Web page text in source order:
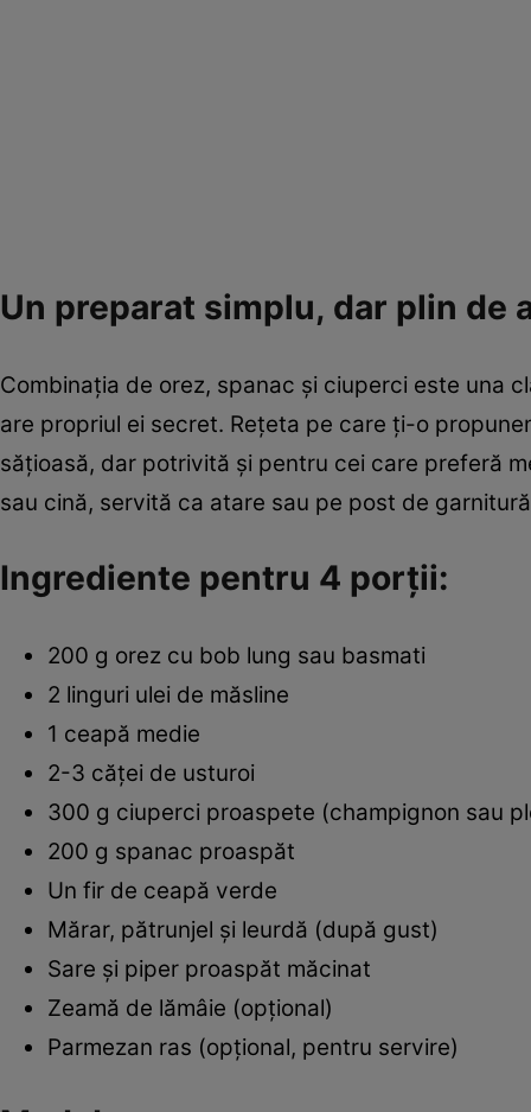
Un preparat simplu, dar plin de
Combinația de orez, spanac și ciuperci este una
are propriul ei secret. Rețeta pe care ți-o
sățioasă, dar potrivită și pentru cei care preferă
sau cină, servită ca atare sau pe post de
Ingrediente pentru 4 porții:
200 g orez cu bob lung sau basmati
2 linguri ulei de măsline
1 ceapă medie
2-3 căței de usturoi
300 g ciuperci proaspete (champignon sau
200 g spanac proaspăt
Un fir de ceapă verde
Mărar, pătrunjel și leurdă (după gust)
Sare și piper proaspăt măcinat
Zeamă de lămâie (opțional)
Parmezan ras (opțional, pentru servire)